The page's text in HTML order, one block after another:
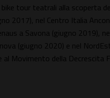
tour teatrali alla scoperta
2017), nel Centro Italia
a Savona (giugno 2019),
(giugno 2020) e nel
Movimento della Decrescita